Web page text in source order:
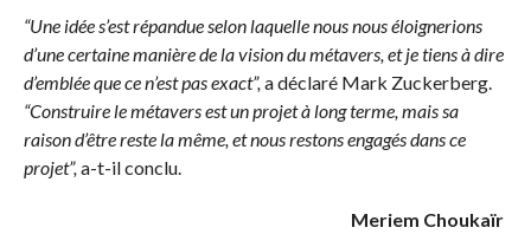
“Une idée s’est répandue selon laquelle nous nous éloignerions
d’une certaine manière de la vision du métavers, et je tiens à dire
d’emblée que ce n’est pas exact”,a déclaré Mark Zuckerberg.
“Construire le métavers est un projet à long terme, mais sa
raison d’être reste la même, et nous restons engagés dans ce
projet”,a-t-il conclu.
Meriem Choukaïr